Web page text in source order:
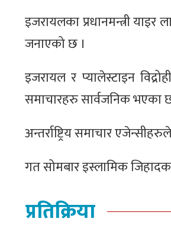
इजरायलका प्रधानमन्त्री
जनाएको छ ।
इजरायल र प्यालेस्टाइन
समाचारहरु सार्वजनिक भएका
अन्तर्राष्ट्रिय समाचार
गत सोमबार इस्लामिक
प्रतिक्रिया